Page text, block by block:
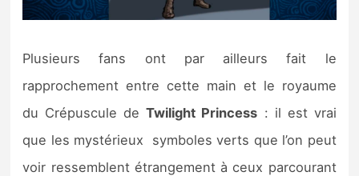
Plusieurs fans ont par ailleurs fait le
rapprochement entre cette main et le royaume
du Crépuscule deTwilight Princess : il est vrai
que les mystérieux symboles verts que l’on peut
voir ressemblent étrangement à ceux parcourant